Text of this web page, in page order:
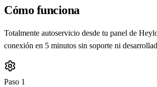
Cómo funciona
Totalmente autoservicio desde tu panel de
conexión en 5 minutos sin soporte ni
Paso 1